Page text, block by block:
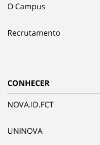
O Campus
Recrutamento
CONHECER
NOVA.ID.FCT
UNINOVA